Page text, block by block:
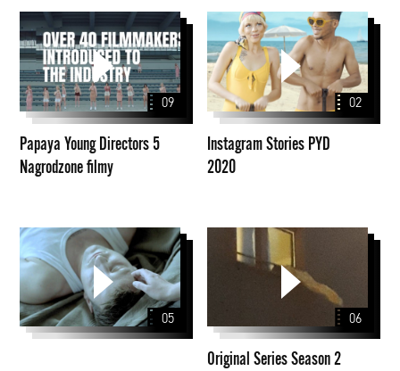
Papaya
Young
Directors
5
Nagrodzone
filmy
09
Papaya Young Directors 5
Nagrodzone filmy
Instagram
Stories
PYD
2020
02
Instagram Stories PYD
2020
05 06
Original Series Season 2